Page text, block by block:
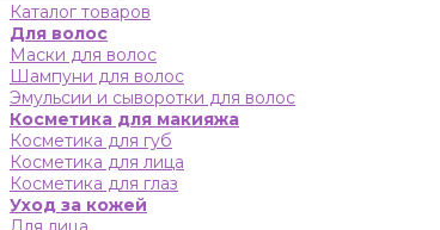
Каталог товаров
Для волос
Маски для волос
Шампуни для волос
Эмульсии и сыворотки для волос
Косметика для макияжа
Косметика для губ
Косметика для лица
Косметика для глаз
Уход за кожей